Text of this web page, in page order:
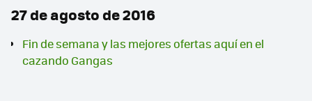
27 de agosto de 2016
Fin de semana y las mejores ofertas aquí en el
cazando Gangas